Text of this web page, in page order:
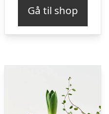
Gå til shop